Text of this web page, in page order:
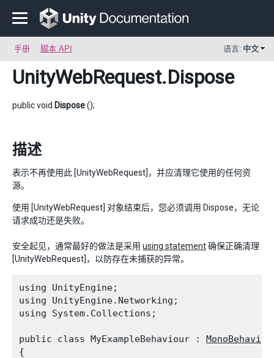
手册 脚本 API 语言: 中文
UnityWebRequest.Dispose
public void Dispose();
描述
表示不再使用此 [UnityWebRequest]，并应清理它使用的任何资
源。
使用 [UnityWebRequest] 对象结束后，您必须调用 Dispose，无论
请求成功还是失败。
安全起见，通常最好的做法是采用 using statement确保正确清理
[UnityWebRequest]，以防存在未捕获的异常。
using UnityEngine;
using UnityEngine.Networking;
using System.Collections;
public class MyExampleBehaviour :
{